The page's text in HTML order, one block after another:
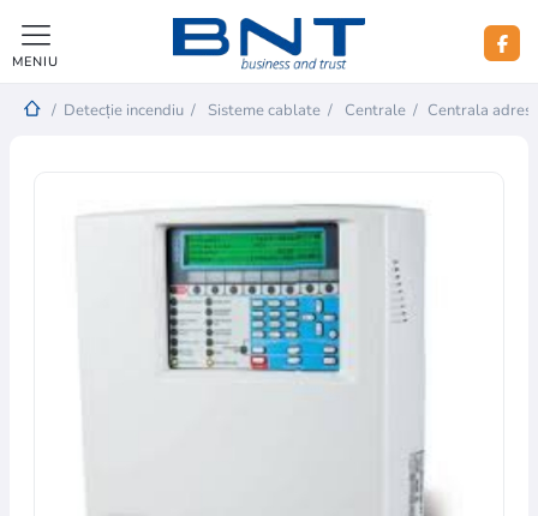
MENIU
/ Detecție incendiu / Sisteme cablate / Centrale / Centrala